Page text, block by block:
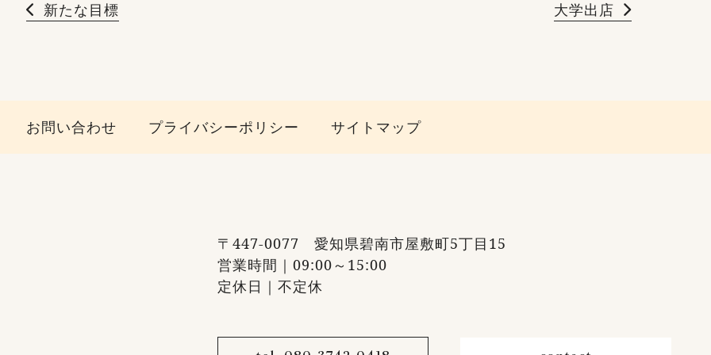
新たな目標 大学出店
お問い合わせ プライバシーポリシー サイトマップ
〒447-0077 愛知県碧南市屋敷町5丁目15
営業時間｜09:00～15:00
定休日｜不定休